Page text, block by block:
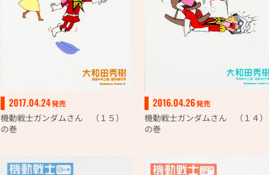
2017.04.24発売
機動戦士ガンダムさん （１５）
の巻
2016.04.26発売
機動戦士ガンダムさん （１４）
の巻